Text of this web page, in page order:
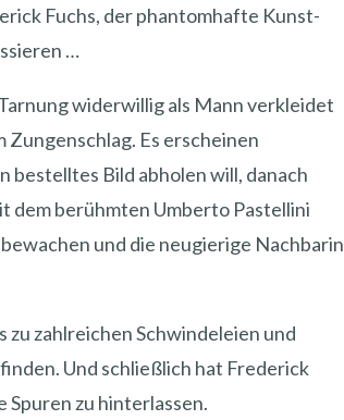
Fuchs, der phantomhafte Kunst-
…
widerwillig als Mann verkleidet
Es erscheinen
bestelltes Bild abholen will, danach
dem berühmten Umberto Pastellini
und die neugierige Nachbarin
zahlreichen Schwindeleien und
Und schließlich hat Frederick
Spuren zu hinterlassen.